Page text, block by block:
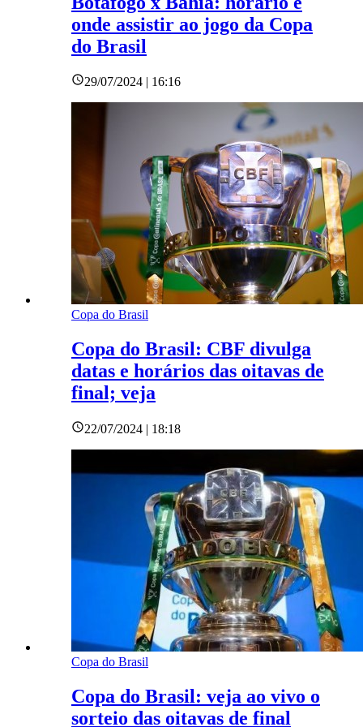
onde assistir ao jogo da Copa
do Brasil
29/07/2024 | 16:16
Copa do Brasil
Copa do Brasil: CBF divulga
datas e horários das oitavas de
final; veja
22/07/2024 | 18:18
Copa do Brasil
Copa do Brasil: veja ao vivo o
sorteio das oitavas de final